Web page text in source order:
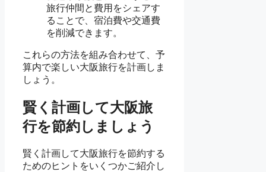
旅行仲間と費用をシェアす
ることで、宿泊費や交通費
を削減できます。
これらの方法を組み合わせて、予
算内で楽しい大阪旅行を計画しま
しょう。
賢く計画して大阪旅
行を節約しましょう
賢く計画して大阪旅行を節約する
ためのヒントをいくつかご紹介し